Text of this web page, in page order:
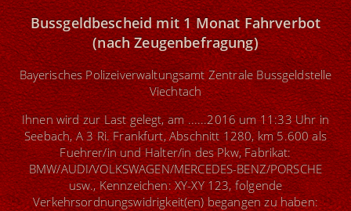
Bussgeldbescheidmit 1 Monat Fahrverbot
(nach Zeugenbefragung)
Bayerisches Polizeiverwaltungsamt Zentrale Bussgeldstelle
Viechtach
Ihnen wird zur Last gelegt, am ......2016 um 11:33 Uhr in
Seebach, A 3 Ri. Frankfurt, Abschnitt 1280, km 5.600 als
Fuehrer/in und Halter/in des Pkw, Fabrikat:
BMW/AUDI/VOLKSWAGEN/MERCEDES-BENZ/PORSCHE
usw., Kennzeichen: XY-XY 123, folgende
Verkehrsordnungswidrigkeit(en) begangen zu haben: